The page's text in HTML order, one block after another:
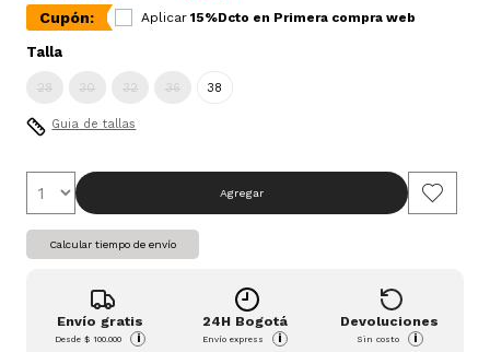
Cupón: Aplicar 15%Dcto en Primera compra web
Talla
28 30 32 36 38
Guia de tallas
Agregar
Calcular tiempo de envío
Envío gratis
Desde$ 100.000 i
24H Bogotá
Envío express i
Devoluciones
Sin costo i